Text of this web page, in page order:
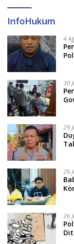
InfoHukum
4
30
29
26
26